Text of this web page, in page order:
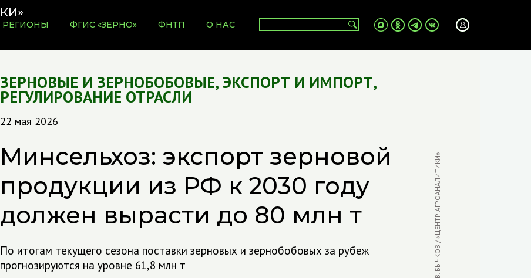
РЕГИОНЫ ФГИС «ЗЕРНО» ФНТП О НАС
ЗЕРНОВЫЕ И ЗЕРНОБОБОВЫЕ, ЭКСПОРТ И ИМПОРТ,
РЕГУЛИРОВАНИЕ ОТРАСЛИ
22 мая 2026
Минсельхоз: экспорт зерновой
продукции из РФ к 2030 году
должен вырасти до 80 млн т
По итогам текущего сезона поставки зерновых и зернобобовых за рубеж
прогнозируются на уровне 61,8 млн т
ФОТО: В. БЫЧКОВ / «ЦЕНТР АГРОАНАЛИТИКИ»